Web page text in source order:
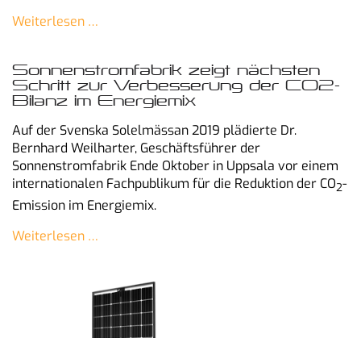
Weiterlesen …
Sonnenstromfabrik zeigt nächsten
Schritt zur Verbesserung der CO2-
Bilanz im Energiemix
Auf der Svenska Solelmässan 2019 plädierte Dr.
Bernhard Weilharter, Geschäftsführer der
Sonnenstromfabrik Ende Oktober in Uppsala vor einem
internationalen Fachpublikum für die Reduktion der CO2-
Emission im Energiemix.
Weiterlesen …